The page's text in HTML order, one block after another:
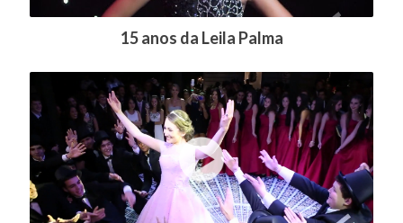
15 anos da Leila Palma